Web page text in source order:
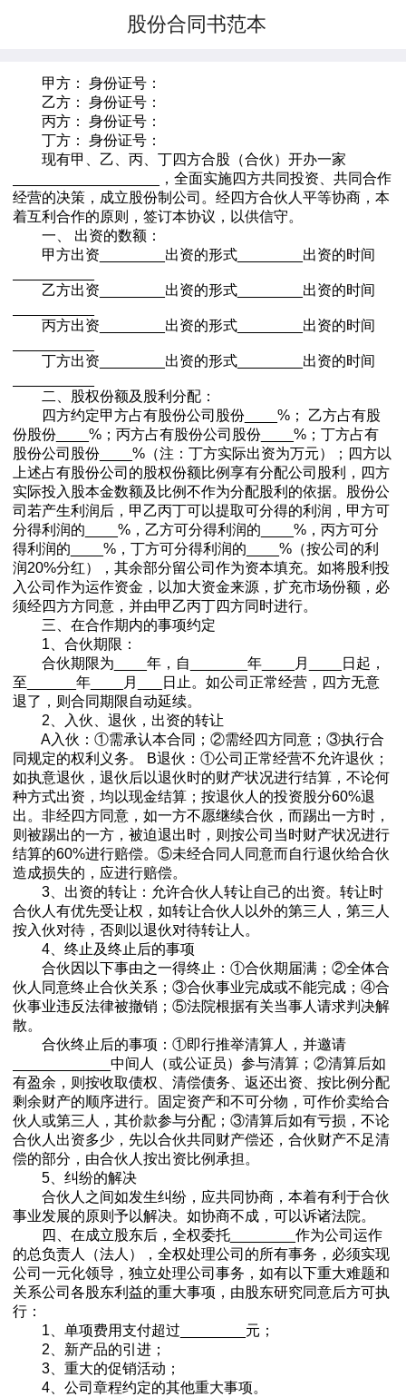
股份合同书范本
甲方： 身份证号：
乙方： 身份证号：
丙方： 身份证号：
丁方： 身份证号：
现有甲、乙、丙、丁四方合股（合伙）开办一家
__________________，全面实施四方共同投资、共同合作
经营的决策，成立股份制公司。经四方合伙人平等协商，本
着互利合作的原则，签订本协议，以供信守。
一、 出资的数额：
甲方出资________出资的形式________出资的时间
乙方出资________出资的形式________出资的时间
丙方出资________出资的形式________出资的时间
丁方出资________出资的形式________出资的时间
二、股权份额及股利分配：
四方约定甲方占有股份公司股份____%； 乙方占有股
份股份____%；丙方占有股份公司股份____%；丁方占有
股份公司股份____%（注：丁方实际出资为万元）；四方以
上述占有股份公司的股权份额比例享有分配公司股利，四方
实际投入股本金数额及比例不作为分配股利的依据。股份公
司若产生利润后，甲乙丙丁可以提取可分得的利润，甲方可
分得利润的____%，乙方可分得利润的____%，丙方可分
得利润的____%，丁方可分得利润的____%（按公司的利
润20%分红），其余部分留公司作为资本填充。如将股利投
入公司作为运作资金，以加大资金来源，扩充市场份额，必
须经四方方同意，并由甲乙丙丁四方同时进行。
三、在合作期内的事项约定
1、合伙期限：
合伙期限为____年，自_______年____月____日起，
至______年____月___日止。如公司正常经营，四方无意
退了，则合同期限自动延续。
2、入伙、退伙，出资的转让
A入伙：①需承认本合同；②需经四方同意；③执行合
同规定的权利义务。 B退伙：①公司正常经营不允许退伙；
如执意退伙，退伙后以退伙时的财产状况进行结算，不论何
种方式出资，均以现金结算；按退伙人的投资股分60%退
出。非经四方同意，如一方不愿继续合伙，而踢出一方时，
则被踢出的一方，被迫退出时，则按公司当时财产状况进行
结算的60%进行赔偿。⑤未经合同人同意而自行退伙给合伙
造成损失的，应进行赔偿。
3、出资的转让：允许合伙人转让自己的出资。转让时
合伙人有优先受让权，如转让合伙人以外的第三人，第三人
按入伙对待，否则以退伙对待转让人。
4、终止及终止后的事项
合伙因以下事由之一得终止：①合伙期届满；②全体合
伙人同意终止合伙关系；③合伙事业完成或不能完成；④合
伙事业违反法律被撤销；⑤法院根据有关当事人请求判决解
散。
合伙终止后的事项：①即行推举清算人，并邀请
____________中间人（或公证员）参与清算；②清算后如
有盈余，则按收取债权、清偿债务、返还出资、按比例分配
剩余财产的顺序进行。固定资产和不可分物，可作价卖给合
伙人或第三人，其价款参与分配；③清算后如有亏损，不论
合伙人出资多少，先以合伙共同财产偿还，合伙财产不足清
偿的部分，由合伙人按出资比例承担。
5、纠纷的解决
合伙人之间如发生纠纷，应共同协商，本着有利于合伙
事业发展的原则予以解决。如协商不成，可以诉诸法院。
四、在成立股东后，全权委托________作为公司运作
的总负责人（法人），全权处理公司的所有事务，必须实现
公司一元化领导，独立处理公司事务，如有以下重大难题和
关系公司各股东利益的重大事项，由股东研究同意后方可执
行：
1、单项费用支付超过________元；
2、新产品的引进；
3、重大的促销活动；
4、公司章程约定的其他重大事项。